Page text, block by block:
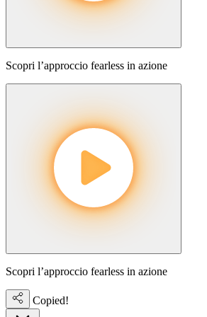
Scopri l’approccio fearless in azione
Scopri l’approccio fearless in azione
Copied!